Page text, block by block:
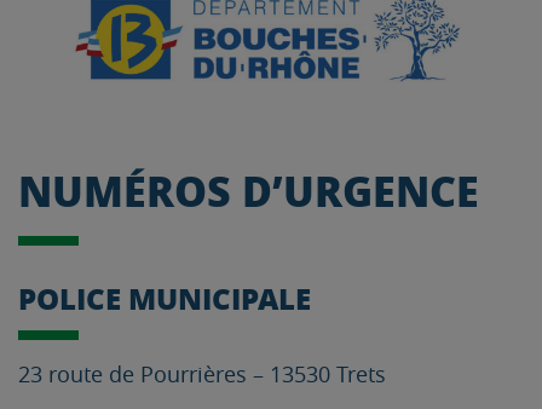
NUMÉROS D’URGENCE
POLICE MUNICIPALE
23 route de Pourrières – 13530 Trets